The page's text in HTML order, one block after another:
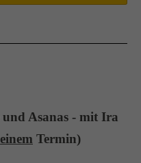
Asanas - mit Ira
einem Termin)